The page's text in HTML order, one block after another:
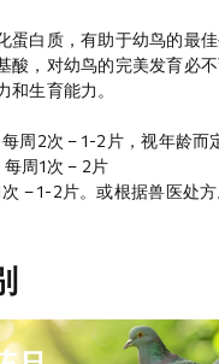
蛋白质，有助于幼鸟的最佳
酸，对幼鸟的完美发育必
和生育能力。
周2次 – 1-2片，视年龄而
周1次 – 2片
– 1-2片。或根据兽医处方